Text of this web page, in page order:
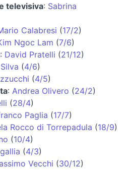
televisiva: Sabrina
Calabresi (17/2)
Ngoc Lam (7/6)
: David Pratelli (21/12)
(4/6)
(4/5)
: Andrea Olivero (24/2)
(28/4)
Paglia (17/7)
Rocco di Torrepadula (18/9)
(10/4)
(4/3)
Vecchi (30/12)